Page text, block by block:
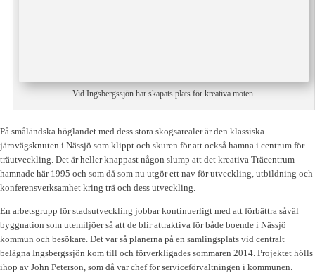
Vid Ingsbergssjön har skapats plats för kreativa möten.
På småländska höglandet med dess stora skogsarealer är den klassiska
järnvägsknuten i Nässjö som klippt och skuren för att också hamna i centrum för
träutveckling. Det är heller knappast någon slump att det kreativa Träcentrum
hamnade här 1995 och som då som nu utgör ett nav för utveckling, utbildning och
konferensverksamhet kring trä och dess utveckling.
En arbetsgrupp för stadsutveckling jobbar kontinuerligt med att förbättra såväl
byggnation som utemiljöer så att de blir attraktiva för både boende i Nässjö
kommun och besökare. Det var så planerna på en samlingsplats vid centralt
belägna Ingsbergssjön kom till och förverkligades sommaren 2014. Projektet hölls
ihop av John Peterson, som då var chef för serviceförvaltningen i kommunen.